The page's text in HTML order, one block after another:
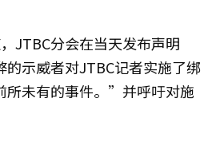
JTBC分会在当天发布声明
示威者对JTBC记者实施了绑
所未有的事件。”并呼吁对施